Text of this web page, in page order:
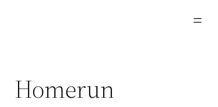
Homerun